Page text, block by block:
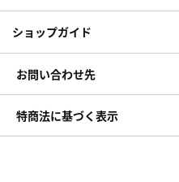
ショップガイド
お問い合わせ先
特商法に基づく表示